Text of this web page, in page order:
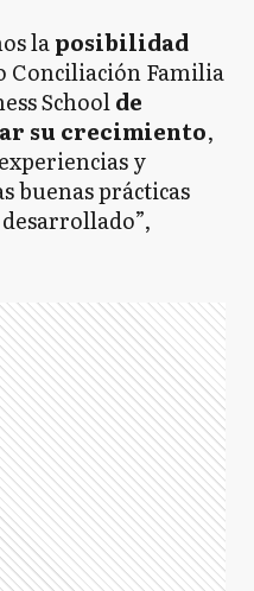
laposibilidad
Conciliación Familia
Schoolde
su crecimiento,
y
buenas prácticas